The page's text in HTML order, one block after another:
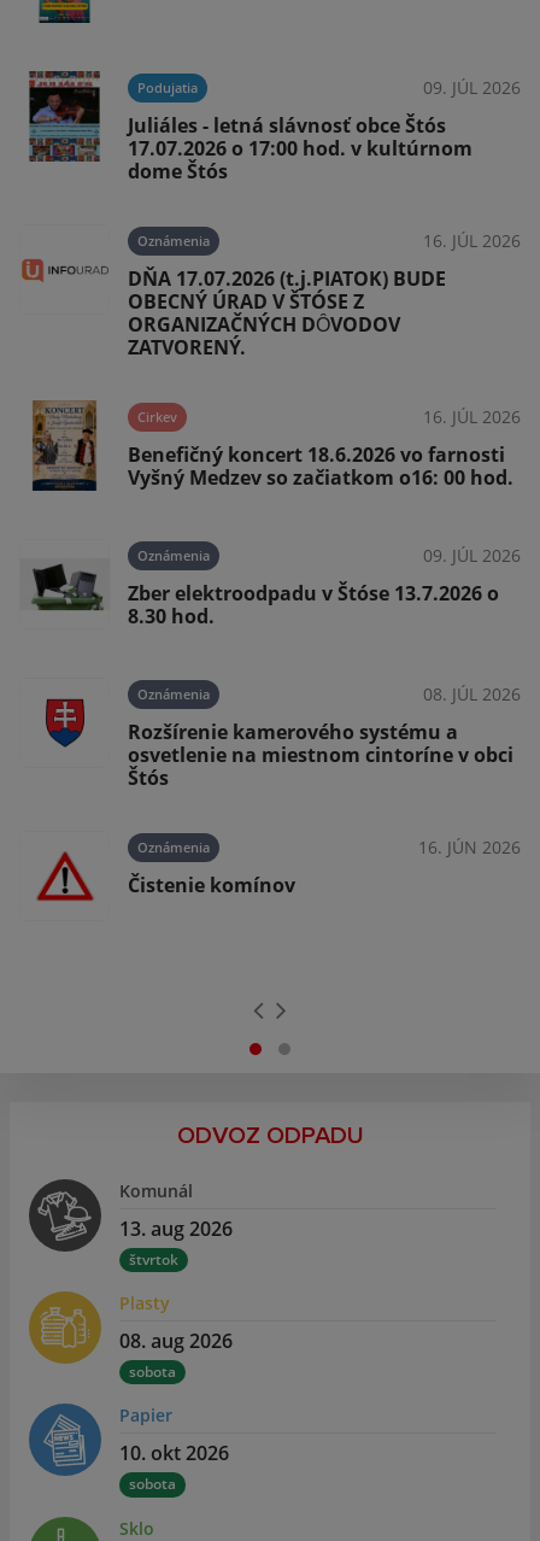
Podujatia 09. JÚL 2026
Juliáles - letná slávnosť obce Štós
17.07.2026 o 17:00 hod. v kultúrnom
dome Štós
Oznámenia 16. JÚL 2026
DŇA 17.07.2026 (t.j.PIATOK) BUDE
OBECNÝ ÚRAD V ŠTÓSE Z
ORGANIZAČNÝCH DȎVODOV
ZATVORENÝ.
Cirkev 16. JÚL 2026
Benefičný koncert 18.6.2026 vo farnosti
Vyšný Medzev so začiatkom o16: 00 hod.
Oznámenia 09. JÚL 2026
Zber elektroodpadu v Štóse 13.7.2026 o
8.30 hod.
Oznámenia 08. JÚL 2026
Rozšírenie kamerového systému a
osvetlenie na miestnom cintoríne v obci
Štós
Oznámenia 16. JÚN 2026
Čistenie komínov
ODVOZ ODPADU
Komunál
13. aug 2026
štvrtok
Plasty
08. aug 2026
sobota
Papier
10. okt 2026
sobota
Sklo